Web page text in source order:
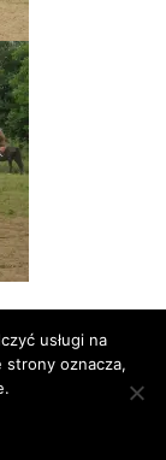
usługi na
strony oznacza,